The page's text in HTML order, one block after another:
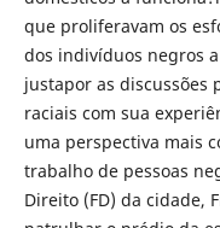
que proliferavam os
dos indivíduos negros
justapor as discussões
raciais com sua
uma perspectiva mais
trabalho de pessoas
Direito (FD) da cidade,